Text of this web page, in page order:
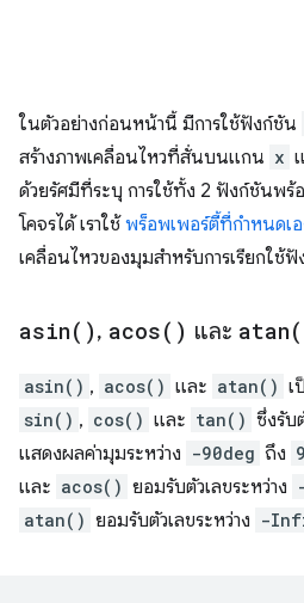
ในตัวอย่างก่อนหน้านี้ มีการใช้ฟังก์ชัน
สร้างภาพเคลื่อนไหวที่สั่นบนแกน x
ด้วยรัศมีที่ระบุ การใช้ทั้ง 2 ฟังก์ชันพร้
โคจรได้ เราใช้ พร็อพเพอร์ตี้ที่กำหนดเ
เคลื่อนไหวของมุมสำหรับการเรียกใช้
asin( ), acos( ) และ atan(
asin() , acos() และ atan() เ
sin() , cos() และ tan() ซึ่งรับ
แสดงผลค่ามุมระหว่าง -90deg ถึง
และ acos() ยอมรับตัวเลขระหว่าง
atan() ยอมรับตัวเลขระหว่าง -